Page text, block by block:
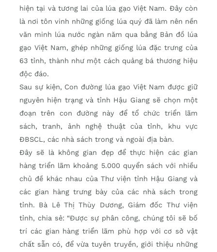
hiện tại và tương lai của lúa gạo Việt Nam. Đây còn
là nơi tôn vinh những giống lúa quý đã làm nên nền
văn minh lúa nước ngàn năm qua bằng Bản đồ lúa
gạo Việt Nam, ghép những giống lúa đặc trưng của
63 tỉnh, thành như một cách quảng bá thương hiệu
độc đáo.
Sau sự kiện, Con đường lúa gạo Việt Nam được giữ
nguyên hiện trạng và tỉnh Hậu Giang sẽ chọn một
đoạn trên con đường này để tổ chức triển lãm
sách, tranh, ảnh nghệ thuật của tỉnh, khu vực
ĐBSCL, các nhà sách trong và ngoài địa bàn.
Đây sẽ là không gian đẹp để thực hiện các gian
hàng triển lãm khoảng 5.000 quyển sách với nhiều
chủ đề khác nhau của Thư viện tỉnh Hậu Giang và
các gian hàng trưng bày của các nhà sách trong
tỉnh. Bà Lê Thị Thùy Dương, Giám đốc Thư viện
tỉnh, chia sẻ: “Được sự phân công, chúng tôi sẽ bố
trí các gian hàng triển lãm phù hợp với cơ sở vật
chất sẵn có, để vừa tuyên truyền, giới thiệu những